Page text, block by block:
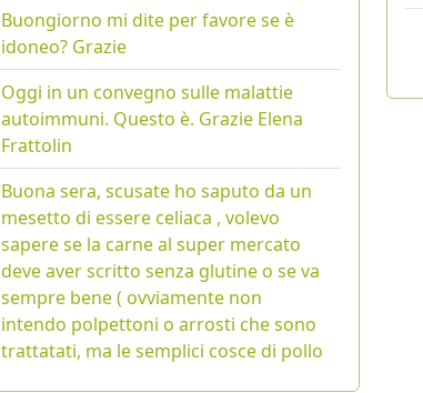
Buongiorno mi dite per favore se è
idoneo? Grazie
Oggi in un convegno sulle malattie
autoimmuni. Questo è. Grazie Elena
Frattolin
Buona sera, scusate ho saputo da un
mesetto di essere celiaca , volevo
sapere se la carne al super mercato
deve aver scritto senza glutine o se va
sempre bene ( ovviamente non
intendo polpettoni o arrosti che sono
trattatati, ma le semplici cosce di pollo